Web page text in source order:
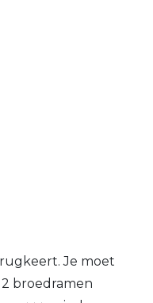
Je moet
broedramen